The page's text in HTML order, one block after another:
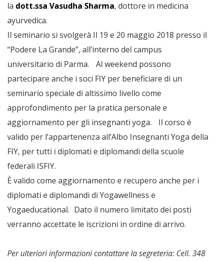
la dott.ssa Vasudha Sharma, dottore in medicina
ayurvedica.
Il seminario si svolgerà Il 19 e 20 maggio 2018 presso il
“Podere La Grande”, all’interno del campus
universitario di Parma. Al weekend possono
partecipare anche i soci FIY per beneficiare di un
seminario speciale di altissimo livello come
approfondimento per la pratica personale e
aggiornamento per gli insegnanti yoga. Il corso è
valido per l’appartenenza all’Albo Insegnanti Yoga della
FIY, per tutti i diplomati e diplomandi della scuole
federali ISFIY.
È valido come aggiornamento e recupero anche per i
diplomati e diplomandi di Yogawellness e
Yogaeducational. Dato il numero limitato dei posti
verranno accettate le iscrizioni in ordine di arrivo.
Per ulteriori informazioni contattare la segreteria: Cell. 348